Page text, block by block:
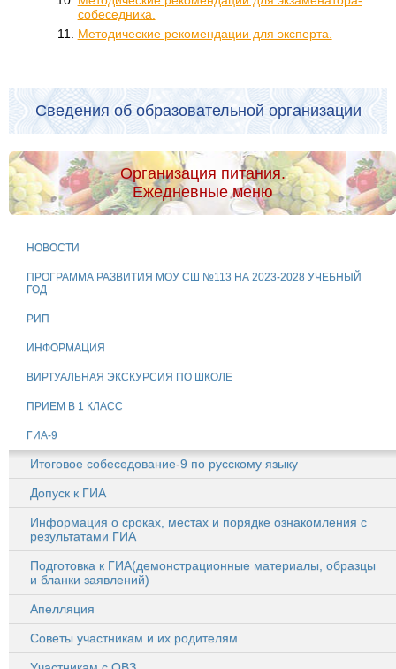
собеседника.
Методические рекомендации для эксперта.
Сведения об образовательной организации
Организация питания.
Ежедневные меню
НОВОСТИ
ПРОГРАММА РАЗВИТИЯ МОУ СШ №113 НА 2023-2028 УЧЕБНЫЙ
ГОД
РИП
ИНФОРМАЦИЯ
ВИРТУАЛЬНАЯ ЭКСКУРСИЯ ПО ШКОЛЕ
ПРИЕМ В 1 КЛАСС
ГИА-9
Итоговое собеседование-9 по русскому языку
Допуск к ГИА
Информация о сроках, местах и порядке ознакомления с
результатами ГИА
Подготовка к ГИА(демонстрационные материалы, образцы
и бланки заявлений)
Апелляция
Советы участникам и их родителям